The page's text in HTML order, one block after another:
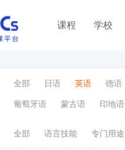
课程 学校
全部 日语 英语 德语
葡萄牙语
蒙古语 印地语
全部 语言技能 专门用途